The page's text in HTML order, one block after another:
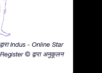
Indus - Online Star
Register © द्वारा अनुकूलन